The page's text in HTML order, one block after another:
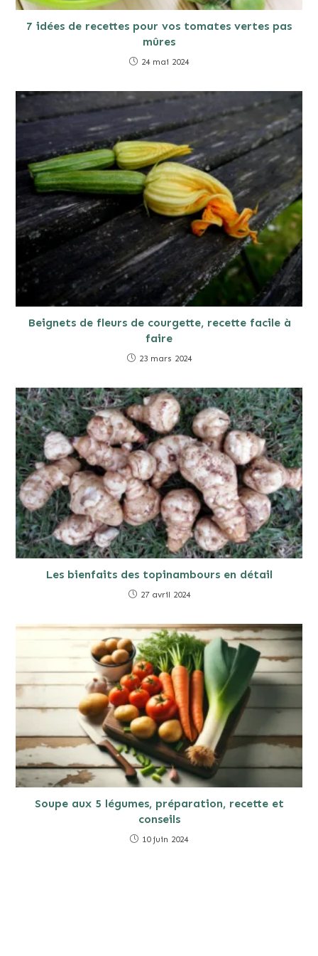
7 idées de recettes pour vos tomates vertes pas
mûres
24 mai 2024
Beignets de fleurs de courgette, recette facile à
faire
23 mars 2024
Les bienfaits des topinambours en détail
27 avril 2024
Soupe aux 5 légumes, préparation, recette et
conseils
10 juin 2024